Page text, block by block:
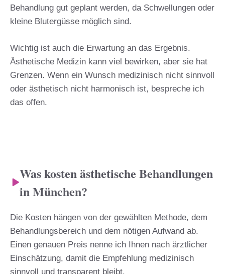
Behandlung gut geplant werden, da Schwellungen oder
kleine Blutergüsse möglich sind.
Wichtig ist auch die Erwartung an das Ergebnis.
Ästhetische Medizin kann viel bewirken, aber sie hat
Grenzen. Wenn ein Wunsch medizinisch nicht sinnvoll
oder ästhetisch nicht harmonisch ist, bespreche ich
das offen.
Was kosten ästhetische Behandlungen
in München?
Die Kosten hängen von der gewählten Methode, dem
Behandlungsbereich und dem nötigen Aufwand ab.
Einen genauen Preis nenne ich Ihnen nach ärztlicher
Einschätzung, damit die Empfehlung medizinisch
sinnvoll und transparent bleibt.